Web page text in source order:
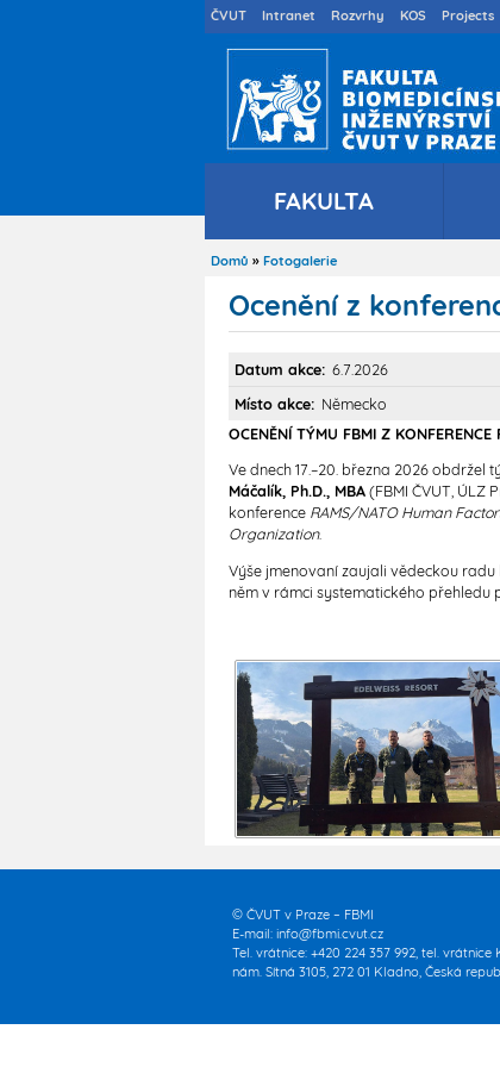
Druhé
menu
ČVUT Intranet Rozvrhy KOS Projects
FAKULTA
Drobečková
Domů Fotogalerie
Ocenění z
Datum akce 6.7.2026
Místo akce
Německo
OCENĚNÍ TÝMU FBMI Z
Ve dnech 17.–20. března 2026 obdržel
Máčalík, Ph.D., MBA(FBMI ČVUT, ÚLZ
konference RAMS/NATO Human
Organization.
Výše jmenovaní zaujali vědeckou
něm v rámci systematického
© ČVUT v Praze – FBMI
E-mail: info@fbmi.cvut.cz
Tel. vrátnice: +420 224 357 992, tel.
nám. Sítná 3105, 272 01 Kladno, Česká